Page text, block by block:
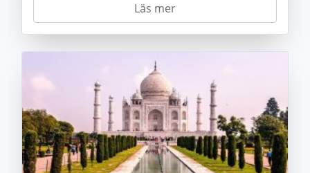
Läs mer